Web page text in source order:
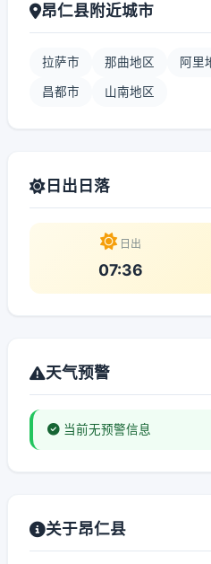
昂仁县附近城市
拉萨市 那曲地区 阿里
昌都市 山南地区
日出日落
日出
07:36
天气预警
当前无预警信息
关于昂仁县